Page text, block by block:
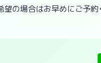
の場合はお早めにご予約